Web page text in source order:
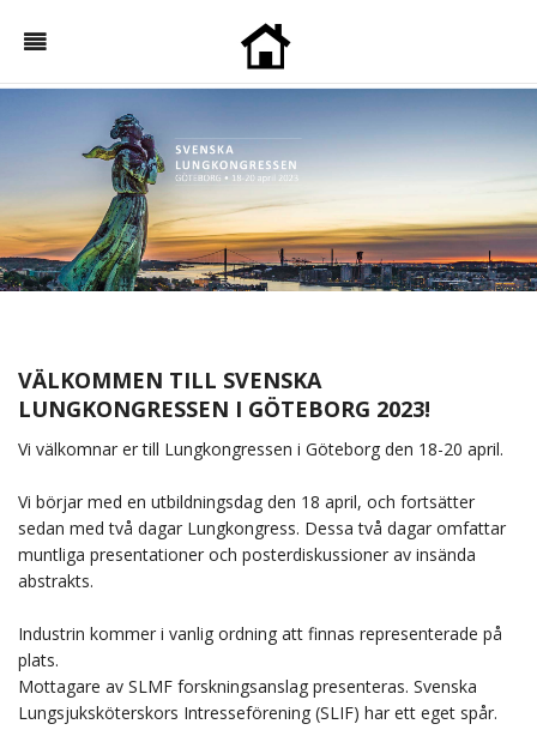
VÄLKOMMEN TILL SVENSKA
LUNGKONGRESSEN I GÖTEBORG 2023!
Vi välkomnar er till Lungkongressen i Göteborg den 18-20 april.
Vi börjar med en utbildningsdag den 18 april, och fortsätter
sedan med två dagar Lungkongress. Dessa två dagar omfattar
muntliga presentationer och posterdiskussioner av insända
abstrakts.
Industrin kommer i vanlig ordning att finnas representerade på
plats.
Mottagare av SLMF forskningsanslag presenteras. Svenska
Lungsjuksköterskors Intresseförening (SLIF) har ett eget spår.